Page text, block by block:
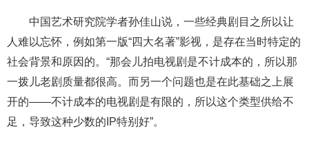
中国艺术研究院学者孙佳山说，一些经典剧目之所以让
人难以忘怀，例如第一版“四大名著”影视，是存在当时特定的
社会背景和原因的。“那会儿拍电视剧是不计成本的，所以那
一拨儿老剧质量都很高。而另一个问题也是在此基础之上展
开的——不计成本的电视剧是有限的，所以这个类型供给不
足，导致这种少数的IP特别好”。